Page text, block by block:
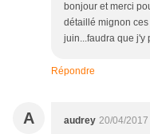
bonjour et merci
détaillé mignon
juin...faudra que j'y
Répondre
A audrey 20/04/2017